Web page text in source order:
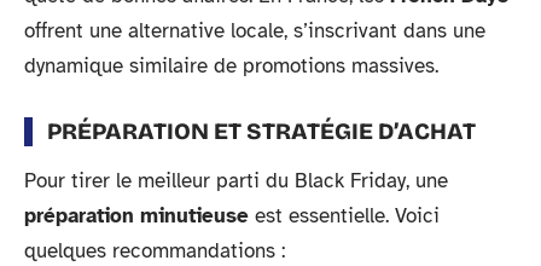
offrent une alternative locale, s’inscrivant dans une
dynamique similaire de promotions massives.
PRÉPARATION ET STRATÉGIE D’ACHAT
Pour tirer le meilleur parti du Black Friday, une
préparation minutieuse est essentielle. Voici
quelques recommandations :